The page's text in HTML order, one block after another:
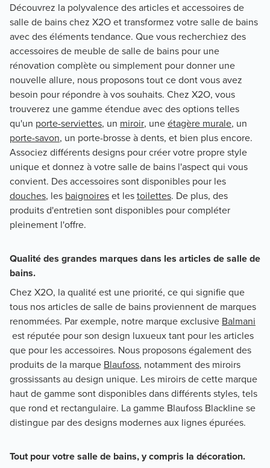
Découvrez la polyvalence des articles et accessoires de
salle de bains chez X2O et transformez votre salle de bains
avec des éléments tendance. Que vous recherchiez des
accessoires de meuble de salle de bains pour une
rénovation complète ou simplement pour donner une
nouvelle allure, nous proposons tout ce dont vous avez
besoin pour répondre à vos souhaits. Chez X2O, vous
trouverez une gamme étendue avec des options telles
qu'un porte-serviettes, un miroir, uneétagère murale, un
porte-savon, un porte-brosse à dents, et bien plus encore.
Associez différents designs pour créer votre propre style
unique et donnez à votre salle de bains l'aspect qui vous
convient. Des accessoires sont disponibles pour les
douches, les baignoireset lestoilettes. De plus, des
produits d'entretien sont disponibles pour compléter
pleinement l'offre.
Qualité des grandes marques dans les articles de salle de
bains.
Chez X2O, la qualité est une priorité, ce qui signifie que
tous nos articles de salle de bains proviennent de marques
renommées. Par exemple, notre marque exclusive Balmani
est réputée pour son design luxueux tant pour les articles
que pour les accessoires. Nous proposons également des
produits de la marque Blaufoss, notamment des miroirs
grossissants au design unique. Les miroirs de cette marque
haut de gamme sont disponibles dans différents styles, tels
que rond et rectangulaire. La gamme Blaufoss Blackline se
distingue par des designs modernes aux lignes épurées.
Tout pour votre salle de bains, y compris la décoration.